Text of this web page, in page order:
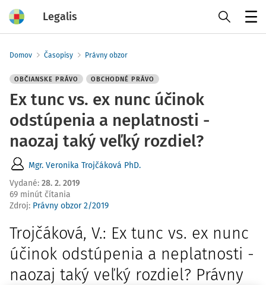
Legalis
Domov Časopisy Právny obzor
OBČIANSKE PRÁVO OBCHODNÉ PRÁVO
Ex tunc vs. ex nunc účinok
odstúpenia a neplatnosti -
naozaj taký veľký rozdiel?
Mgr. Veronika Trojčáková PhD.
Vydané: 28. 2. 2019
69 minút čítania
Zdroj: Právny obzor 2/2019
Trojčáková, V.: Ex tunc vs. ex nunc
účinok odstúpenia a neplatnosti -
naozaj taký veľký rozdiel? Právny